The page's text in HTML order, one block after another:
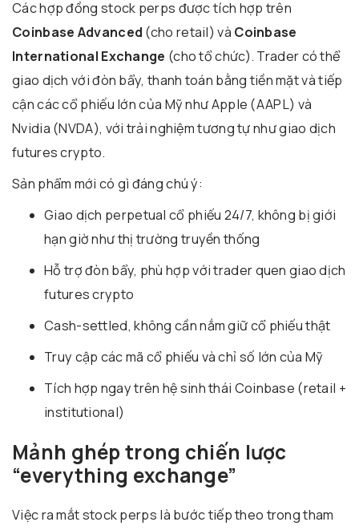
Các hợp đồng stock perps được tích hợp trên
Coinbase Advanced (cho retail) và Coinbase
International Exchange (cho tổ chức). Trader có thể
giao dịch với đòn bẩy, thanh toán bằng tiền mặt và tiếp
cận các cổ phiếu lớn của Mỹ nhưApple (AAPL) và
Nvidia (NVDA), với trải nghiệm tương tự như giao dịch
futures crypto.
Sản phẩm mới có gì đáng chú ý:
Giao dịch perpetual cổ phiếu 24/7, không bị giới
hạn giờ như thị trường truyền thống
Hỗ trợ đòn bẩy, phù hợp với trader quen giao dịch
futures crypto
Cash-settled, không cần nắm giữ cổ phiếu thật
Truy cập các mã cổ phiếu và chỉ số lớn của Mỹ
Tích hợp ngay trên hệ sinh thái Coinbase (retail +
institutional)
Mảnh ghép trong chiến lược
“everything exchange”
Việc ra mắt stock perps là bước tiếp theo trong tham